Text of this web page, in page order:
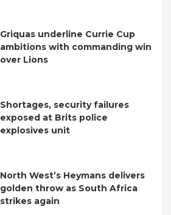
Griquas underline Currie Cup
ambitions with commanding win
over Lions
Shortages, security failures
exposed at Brits police
explosives unit
North West’s Heymans delivers
golden throw as South Africa
strikes again